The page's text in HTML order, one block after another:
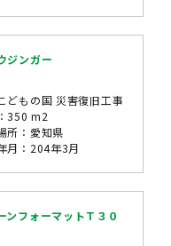
ジンガー
どもの国 災害復旧工事
350 m2
所：愛知県
月：204年3月
ンフォーマットＴ３０